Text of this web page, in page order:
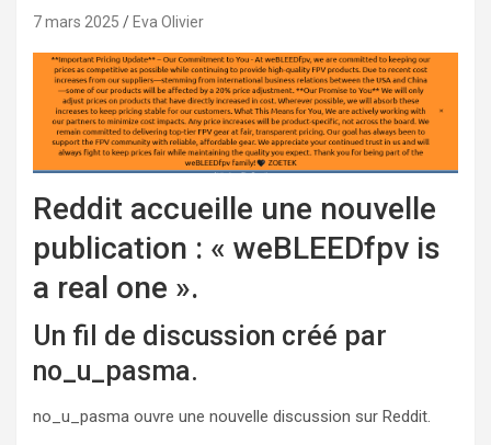
7 mars 2025 Eva Olivier
Reddit accueille une nouvelle
publication : « weBLEEDfpv is
a real one ».
Un fil de discussion créé par
no_u_pasma.
no_u_pasma ouvre une nouvelle discussion sur Reddit.